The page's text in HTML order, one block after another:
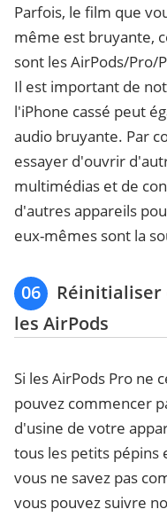
Parfois, le film que
même est bruyante,
sont les AirPods/Pro/
Il est important de
l'iPhone cassé peut
audio bruyante. Par
essayer d'ouvrir
multimédias et de
d'autres appareils
eux-mêmes sont la
06
Réinitialiser
les AirPods
Si les AirPods Pro ne
pouvez commencer
d'usine de votre
tous les petits pépins
vous ne savez pas
vous pouvez suivre